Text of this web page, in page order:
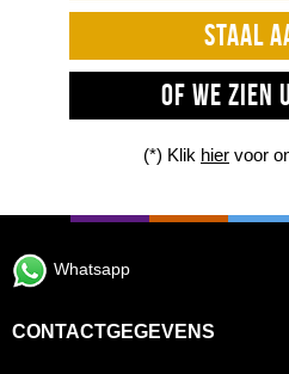
STAAL
OF WE ZIEN
(*) Klik hier voor
Whatsapp
CONTACTGEGEVENS